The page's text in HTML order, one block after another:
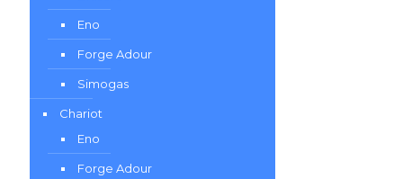
Eno
Forge Adour
Simogas
Chariot
Eno
Forge Adour